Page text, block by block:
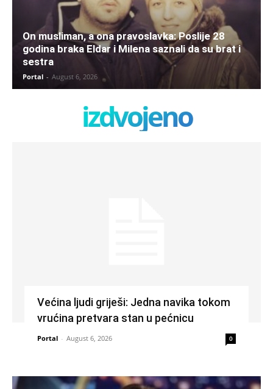
On musliman, a ona pravoslavka: Poslije 28
godina braka Eldar i Milena saznali da su brat i
sestra
Portal - August 6, 2026
izdvojeno
Većina ljudi griješi: Jedna navika tokom
vrućina pretvara stan u pećnicu
Portal - August 6, 2026 0